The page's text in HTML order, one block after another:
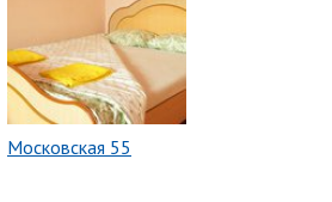
Московская 55